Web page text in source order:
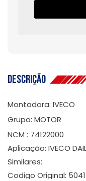
Descrição
Montadora: IVECO
Grupo: MOTOR
NCM : 74122000
Aplicação: IVECO
Similares:
Codigo Original: